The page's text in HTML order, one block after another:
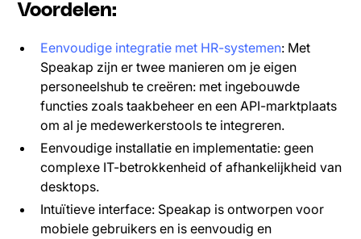
Voordelen:
Eenvoudige integratie met HR-systemen: Met
Speakap zijn er twee manieren om je eigen
personeelshub te creëren: met ingebouwde
functies zoals taakbeheer en een API-marktplaats
om al je medewerkerstools te integreren.
Eenvoudige installatie en implementatie: geen
complexe IT-betrokkenheid of afhankelijkheid van
desktops.
Intuïtieve interface: Speakap is ontworpen voor
mobiele gebruikers en is eenvoudig en